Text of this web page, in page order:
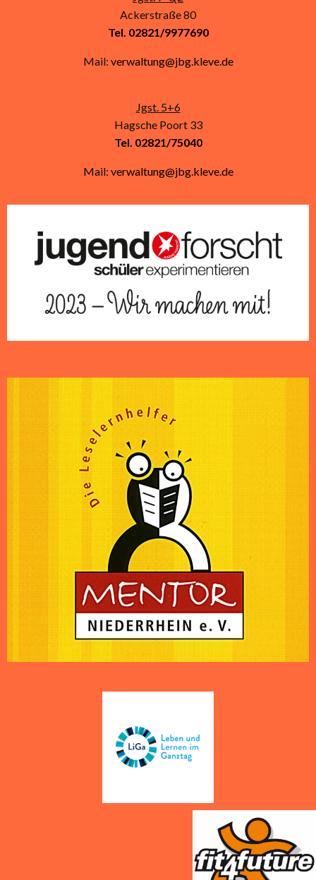
Ackerstraße 80
Tel. 02821/9977690
Mail: verwaltung@jbg.kleve.de
Jgst. 5+6
Hagsche Poort 33
Tel. 02821/75040
Mail: verwaltung@jbg.kleve.de